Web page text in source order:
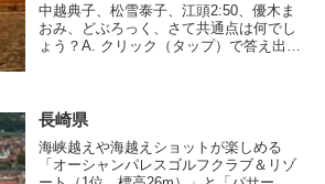
中越典子、松雪泰子、江頭2:50、優木ま
おみ、どぶろっく、さて共通点は何でし
ょう？A. クリック（タップ）で答え出
長崎県
海峡越えや海越えショットが楽しめる
「オーシャンパレスゴルフクラブ＆リゾ